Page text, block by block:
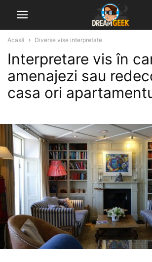
Acasă Diverse vise interpretate
Interpretare vis în
amenajezi sau
casa ori